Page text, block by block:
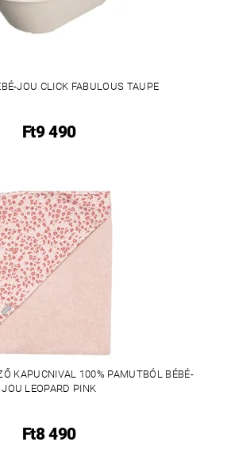
JOU CLICK FABULOUS TAUPE
Ft9 490
KAPUCNIVAL 100% PAMUTBÓL BÉBÉ-
JOU LEOPARD PINK
Ft8 490